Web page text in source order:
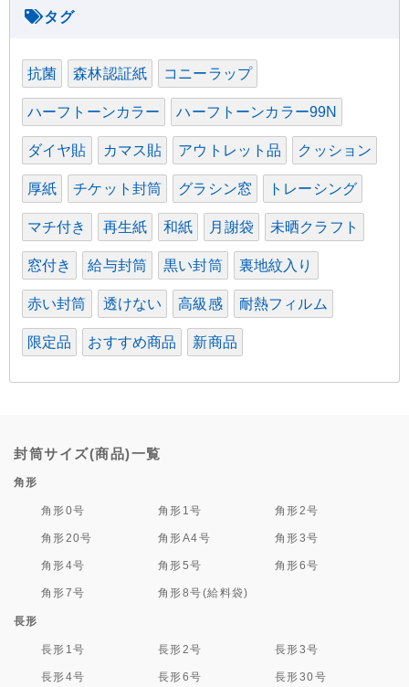
抗菌 森林認証紙 コニーラップ
ハーフトーンカラー ハーフトーンカラー99N
ダイヤ貼 カマス貼 アウトレット品 クッション
厚紙 チケット封筒 グラシン窓 トレーシング
マチ付き 再生紙 和紙 月謝袋 未晒クラフト
窓付き 給与封筒 黒い封筒 裏地紋入り
赤い封筒 透けない 高級感 耐熱フィルム
限定品 おすすめ商品 新商品
封筒サイズ(商品)一覧
角形
角形0号 角形1号 角形2号
角形20号 角形A4号 角形3号
角形4号 角形5号 角形6号
角形7号 角形8号(給料袋)
長形
長形1号 長形2号 長形3号
長形4号 長形6号 長形30号